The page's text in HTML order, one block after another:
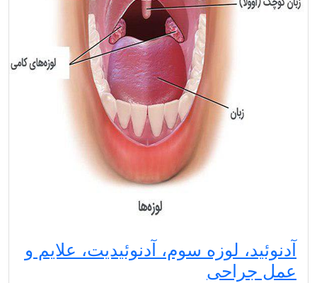
آدنوئید، لوزه سوم، آدنوئیدیت، علایم و
عمل جراحی